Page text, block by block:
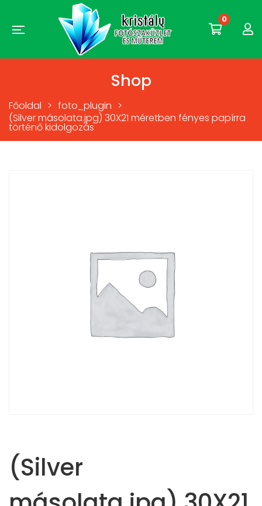
0
Shop
Főoldal > foto_plugin >
(Silver másolata.jpg) 30X21 méretben fényes papírra
történő kidolgozás
(Silver